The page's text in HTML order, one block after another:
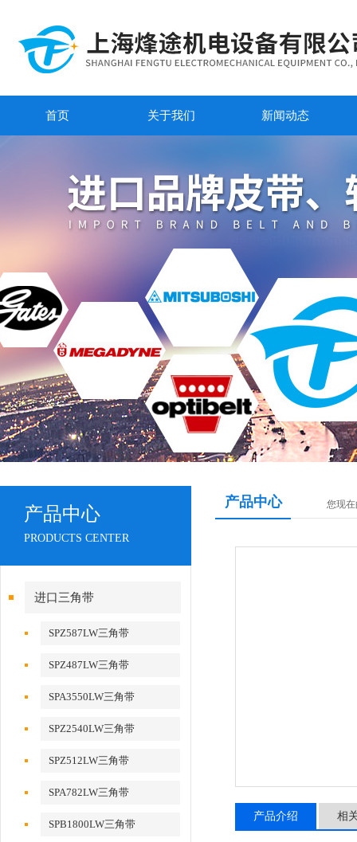
首页 关于我们 新闻动态
产品中心
PRODUCTS CENTER
进口三角带
SPZ587LW三角带
SPZ487LW三角带
SPA3550LW三角带
SPZ2540LW三角带
SPZ512LW三角带
SPA782LW三角带
SPB1800LW三角带
产品中心 您现
产品介绍 相